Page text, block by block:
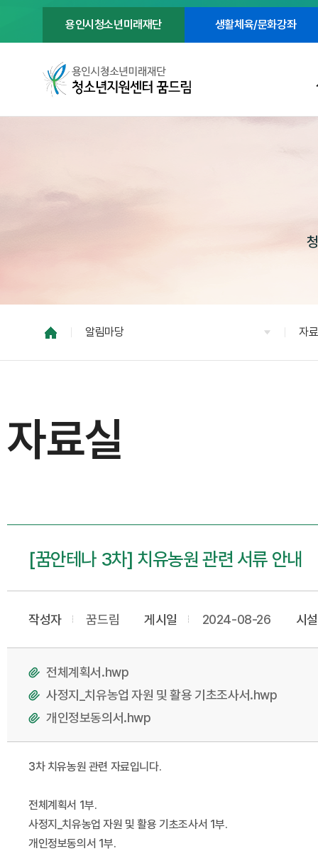
용인시청소년미래재단 생활체육/문화강좌
알림마당 자
자료실
[꿈안테나 3차] 치유농원 관련 서류 안내
작성자 꿈드림 게시일 2024-08-26 시설
전체계획서.hwp
사정지_치유농업 자원 및 활용 기초조사서.hwp
개인정보동의서.hwp
3차 치유농원 관련 자료입니다.
전체계획서 1부.
사정지_치유농업 자원 및 활용 기초조사서 1부.
개인정보동의서 1부.